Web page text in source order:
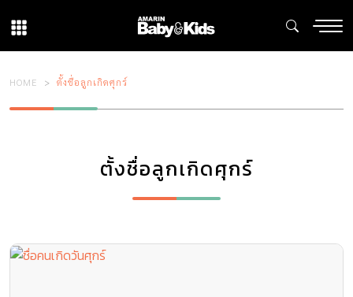
HOME ตั้งชื่อลูกเกิดศุกร์
ตั้งชื่อลูกเกิดศุกร์